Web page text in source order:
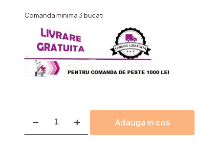
Comanda minima 3 bucati
Fard
si
Adauga in cos